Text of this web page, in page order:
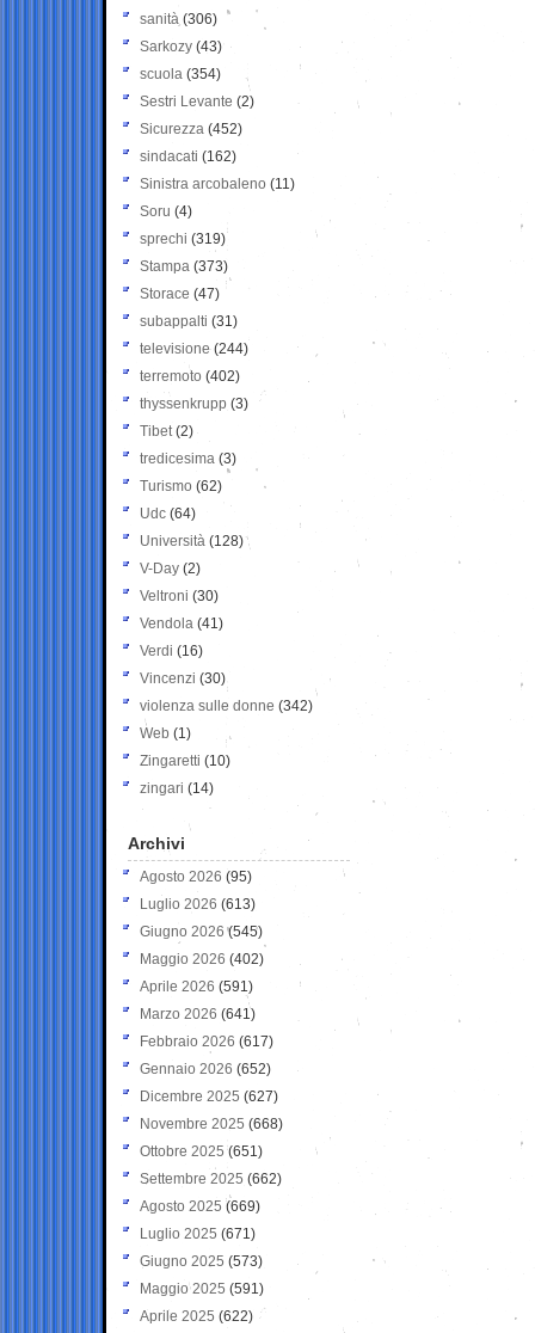
sanità (306)
Sarkozy (43)
scuola (354)
Sestri Levante (2)
Sicurezza (452)
sindacati (162)
Sinistra arcobaleno (11)
Soru (4)
sprechi (319)
Stampa (373)
Storace (47)
subappalti (31)
televisione(244)
terremoto (402)
thyssenkrupp (3)
Tibet(2)
tredicesima (3)
Turismo (62)
Udc (64)
Università (128)
V-Day (2)
Veltroni (30)
Vendola (41)
Verdi (16)
Vincenzi (30)
violenza sulle donne (342)
Web (1)
Zingaretti (10)
zingari (14)
Archivi
Agosto 2026 (95)
Luglio 2026 (613)
Giugno 2026 (545)
Maggio 2026 (402)
Aprile 2026 (591)
Marzo 2026 (641)
Febbraio 2026 (617)
Gennaio 2026 (652)
Dicembre 2025 (627)
Novembre 2025 (668)
Ottobre 2025 (651)
Settembre 2025 (662)
Agosto 2025 (669)
Luglio 2025 (671)
Giugno 2025 (573)
Maggio 2025 (591)
Aprile 2025 (622)